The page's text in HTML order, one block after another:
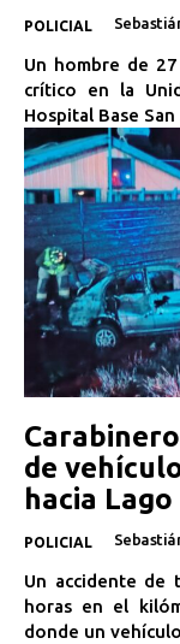
POLICIAL
Un hombre de
crítico en la
Hospital Base
de
hacia Lago
POLICIAL
Un accidente de
horas en el
donde un